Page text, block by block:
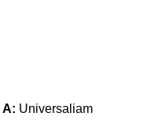
A: Universaliam